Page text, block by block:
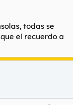
todas se
el recuerdo a